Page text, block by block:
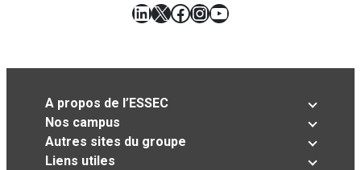
LinkedIn
X Facebook
Instagram
YouTube
A propos de l’ESSEC
Nos campus
Autres sites du groupe
Liens utiles